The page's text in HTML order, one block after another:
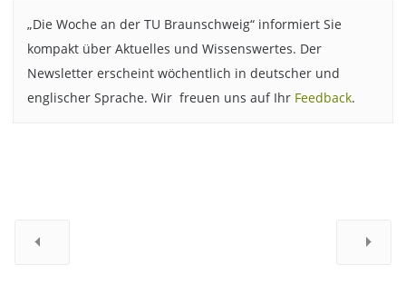
„Die Woche an der TU Braunschweig“ informiert Sie
kompakt über Aktuelles und Wissenswertes. Der
Newsletter erscheint wöchentlich in deutscher und
englischer Sprache. Wir freuen uns auf Ihr Feedback.